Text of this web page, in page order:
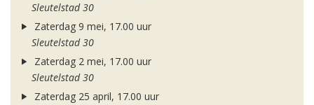
Sleutelstad 30
Zaterdag 9 mei, 17.00 uur
Sleutelstad 30
Zaterdag 2 mei, 17.00 uur
Sleutelstad 30
Zaterdag 25 april, 17.00 uur